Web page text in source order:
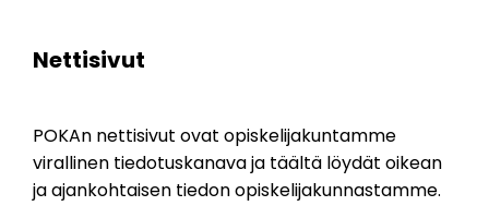
Nettisivut
POKAn nettisivut ovat opiskelijakuntamme
virallinen tiedotuskanava ja täältä löydät oikean
ja ajankohtaisen tiedon opiskelijakunnastamme.